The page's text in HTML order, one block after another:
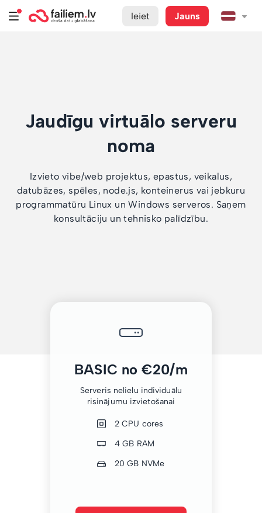
Ieiet Jauns
Jaudīgu virtuālo serveru
noma
Izvieto vibe/web projektus, epastus, veikalus,
datubāzes, spēles, node.js, konteinerus vai jebkuru
programmatūru Linux un Windows serveros. Saņem
konsultāciju un tehnisko palīdzību.
BASIC no €20/m
Serveris nelielu individuālu
risinājumu izvietošanai
2 CPU cores
4 GB RAM
20 GB NVMe